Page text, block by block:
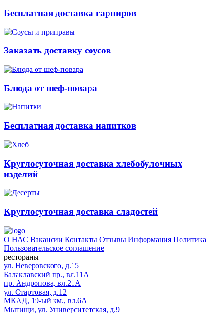
Бесплатная доставка гарниров
Заказать доставку соусов
Блюда от шеф-повара
Бесплатная доставка напитков
Круглосуточная доставка хлебобулочных
изделий
Круглосуточная доставка сладостей
О НАС Вакансии Контакты Отзывы Информация Политика
Пользовательское соглашение
рестораны
ул. Неверовского, д.15
Балаклавский пр., вл.11А
пр. Андропова, вл.21А
ул. Стартовая, д.12
МКАД, 19-ый км., вл.6А
Мытищи, ул. Университетская, д.9